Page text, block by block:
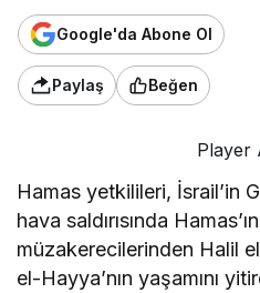
Google'da Abone Ol
Paylaş Beğen
Player
Hamas yetkilileri, İsrail’in
hava saldırısında
müzakerecilerinden Halil
el-Hayya’nın yaşamını